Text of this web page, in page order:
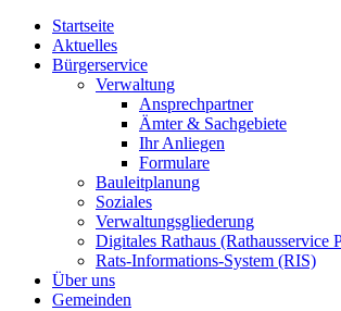
Startseite
Aktuelles
Bürgerservice
Verwaltung
Ansprechpartner
Ämter & Sachgebiete
Ihr Anliegen
Formulare
Bauleitplanung
Soziales
Verwaltungsgliederung
Digitales Rathaus (Rathausservice
Rats-Informations-System (RIS)
Über uns
Gemeinden